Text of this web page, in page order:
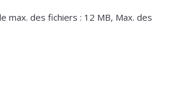
max. des fichiers : 12 MB, Max. des